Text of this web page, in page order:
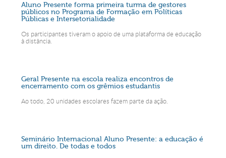
Aluno Presente forma primeira turma de gestores
públicos no Programa de Formação em Políticas
Públicas e Intersetorialidade
Os participantes tiveram o apoio de uma plataforma de educação
à distância.
Geral Presente na escola realiza encontros de
encerramento com os grêmios estudantis
Ao todo, 20 unidades escolares fazem parte da ação.
Seminário Internacional Aluno Presente: a educação é
um direito. De todas e todos